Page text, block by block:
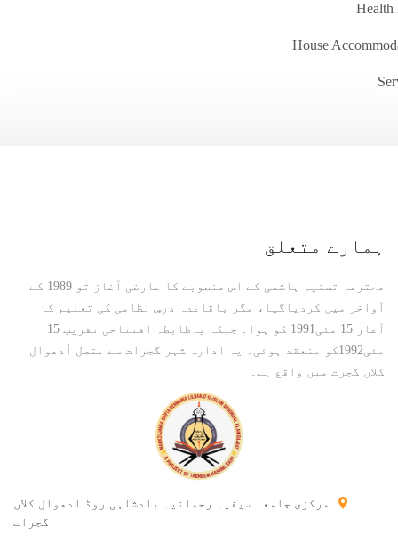
Health
House
ہمارے متعلق
محترمہ تسنیم ہاشمی کے اس منصوبے کا عارضی آغاز تو 1989 کے
آواخر میں کردیاگیا، مگر باقاعدہ درسِ نظامی کی تعلیم کا
آغاز 15 مئی1991 کو ہوا۔ جبکہ باظابطہ افتتاحی تقریب 15
مئی1992کو منعقد ہوئی۔ یہ ادارہ شہر گجرات سے متصل اُدھوال
کلاں گجرت میں واقع ہے۔
مرکزی جامعہ سیفیہ رحمانیہ بادشاہی روڈ ادھوال کلاں
گجرات